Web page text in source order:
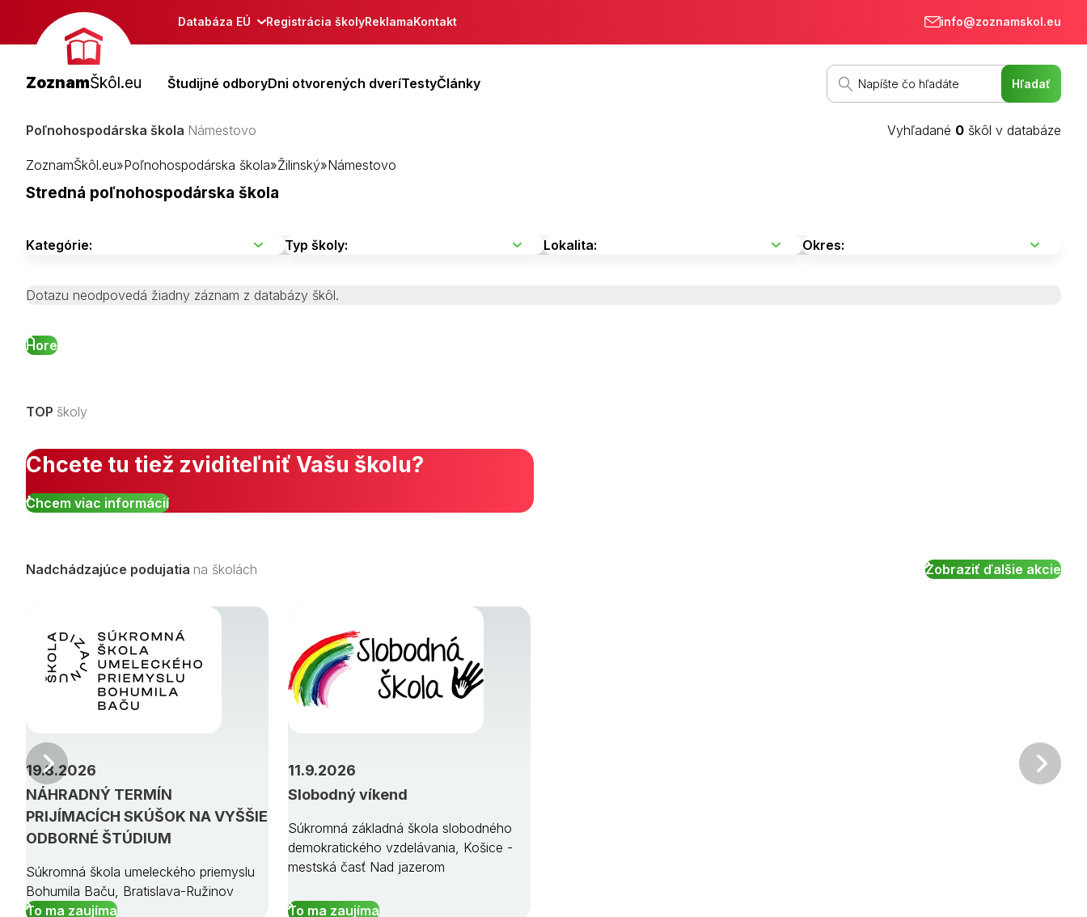
Databáza EÚ Registrácia školyReklamaKontakt info@zoznamskol.eu
ZoznamŠkôl.eu Študijné odboryDni otvorených dveríTestyČlánky
Poľnohospodárska škola Námestovo Vyhľadané 0 škôl v databáze
ZoznamŠkôl.eu»Poľnohospodárska škola»Žilinský»Námestovo
Stredná poľnohospodárska škola
Dotazu neodpovedá žiadny záznam z databázy škôl.
Hore
TOP školy
Chcete tu tiež zviditeľniť Vašu školu?
Chcem viac informácií
Nadchádzajúce podujatia na školách Zobraziť ďalšie akcie
NÁHRADNÝ TERMÍN
PRIJÍMACÍCH SKÚŠOK NA VYŠŠIE
ODBORNÉ ŠTÚDIUM
19.8.2026
Súkromná škola umeleckého priemyslu
Bohumila Baču, Bratislava-Ružinov
To ma zaujíma
Slobodný víkend
11.9.2026
Súkromná základná škola slobodného
demokratického vzdelávania, Košice -
mestská časť Nad jazerom
To ma zaujíma
Predchádzajúci